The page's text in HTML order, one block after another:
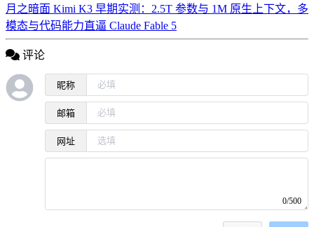
月之暗面 Kimi K3 早期实测：2.5T 参数与 1M 原生上下文，多
模态与代码能力直逼 Claude Fable 5
评论
昵称
邮箱
网址
0/500